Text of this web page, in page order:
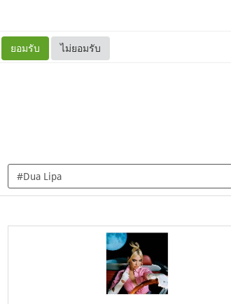
ยอมรับ ไม่ยอมรับ